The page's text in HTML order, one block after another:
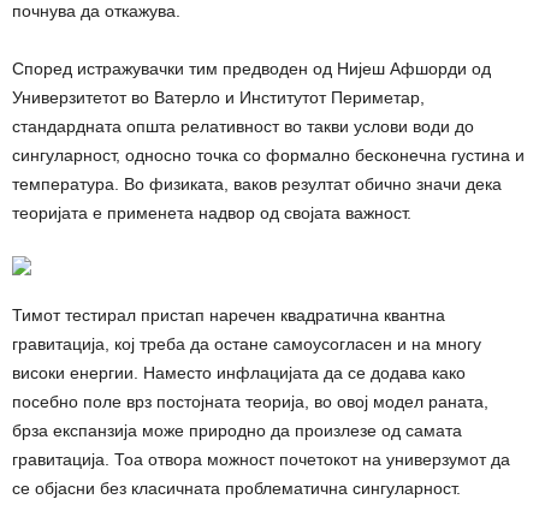
почнува да откажува.
Според истражувачки тим предводен од Нијеш Афшорди од
Универзитетот во Ватерло и Институтот Периметар,
стандардната општа релативност во такви услови води до
сингуларност, односно точка со формално бесконечна густина и
температура. Во физиката, ваков резултат обично значи дека
теоријата е применета надвор од својата важност.
Тимот тестирал пристап наречен квадратична квантна
гравитација, кој треба да остане самоусогласен и на многу
високи енергии. Наместо инфлацијата да се додава како
посебно поле врз постојната теорија, во овој модел раната,
брза експанзија може природно да произлезе од самата
гравитација. Тоа отвора можност почетокот на универзумот да
се објасни без класичната проблематична сингуларност.